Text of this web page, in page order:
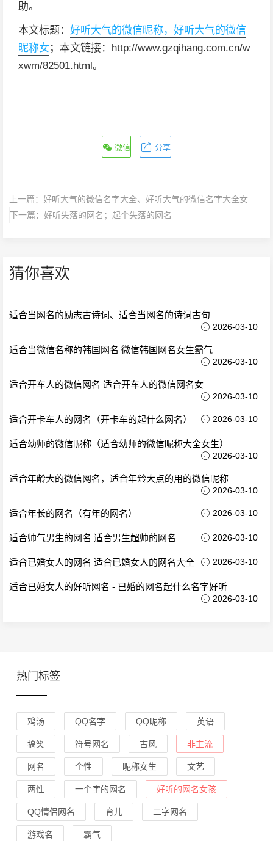
助。
本文标题： 好听大气的微信昵称，好听大气的微信
昵称女 ；本文链接：http://www.gzqihang.com.cn/w
xwm/82501.html。
微信 分享
上一篇： 好听大气的微信名字大全、好听大气的微信名字大全女
下一篇： 好听失落的网名；起个失落的网名
猜你喜欢
适合当网名的励志古诗词、适合当网名的诗词古句
2026-03-10
适合当微信名称的韩国网名 微信韩国网名女生霸气
2026-03-10
适合开车人的微信网名 适合开车人的微信网名女
2026-03-10
适合开卡车人的网名（开卡车的起什么网名） 2026-03-10
适合幼师的微信昵称（适合幼师的微信昵称大全女生）
2026-03-10
适合年龄大的微信网名，适合年龄大点的用的微信昵称
2026-03-10
适合年长的网名（有年的网名） 2026-03-10
适合帅气男生的网名 适合男生超帅的网名 2026-03-10
适合已婚女人的网名 适合已婚女人的网名大全 2026-03-10
适合已婚女人的好听网名 - 已婚的网名起什么名字好听
2026-03-10
热门标签
鸡汤 QQ名字 QQ昵称 英语
搞笑 符号网名 古风 非主流
网名 个性 昵称女生 文艺
两性 一个字的网名 好听的网名女孩
QQ情侣网名 育儿 二字网名
游戏名 霸气